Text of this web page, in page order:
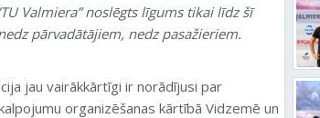
Valmiera” noslēgts līgums tikai līdz šī
pārvadātājiem, nedz pasažieriem.
jau vairākkārtīgi ir norādījusi par
organizēšanas kārtībā Vidzemē un